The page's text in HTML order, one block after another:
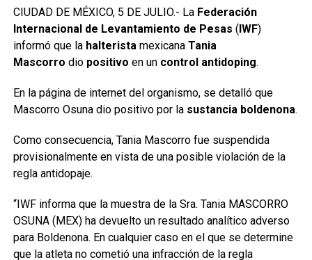
CIUDAD DE MÉXICO, 5 DE JULIO.- La Federación
Internacional de Levantamiento de Pesas (IWF)
informó que la halteristamexicana Tania
Mascorro dio positivo en uncontrol antidoping.
En la página de internet del organismo, se detalló que
Mascorro Osuna dio positivo por la sustancia boldenona.
Como consecuencia, Tania Mascorro fue suspendida
provisionalmente en vista de una posible violación de la
regla antidopaje.
“IWF informa que la muestra de la Sra. Tania MASCORRO
OSUNA (MEX) ha devuelto un resultado analítico adverso
para Boldenona. En cualquier caso en el que se determine
que la atleta no cometió una infracción de la regla